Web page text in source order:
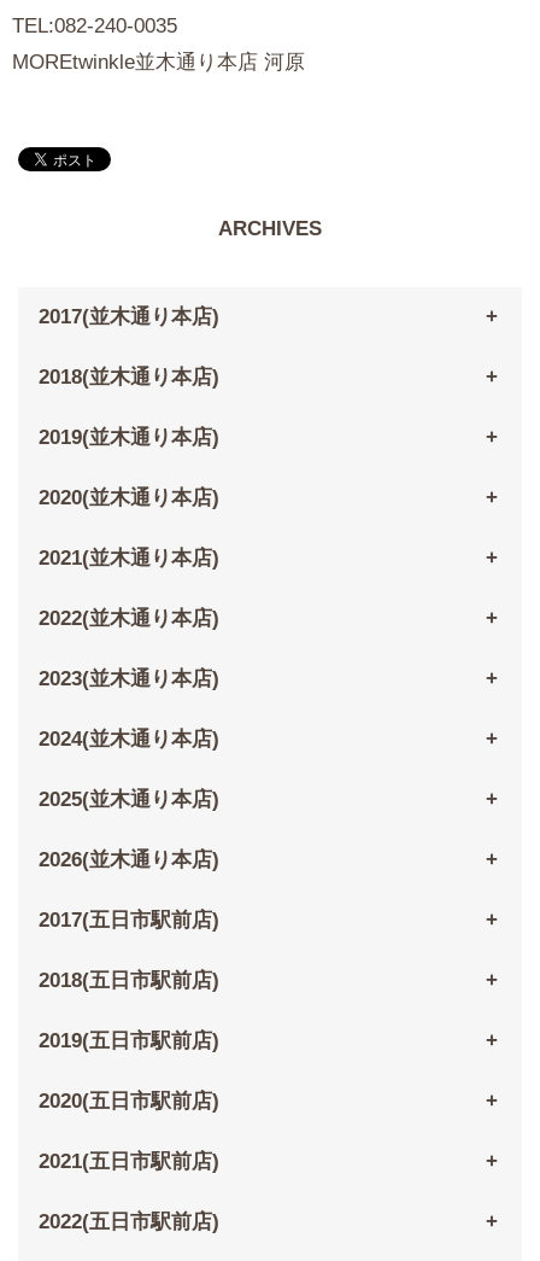
TEL:082-240-0035
MOREtwinkle並木通り本店 河原
ARCHIVES
2017(並木通り本店)
2018(並木通り本店)
2019(並木通り本店)
2020(並木通り本店)
2021(並木通り本店)
2022(並木通り本店)
2023(並木通り本店)
2024(並木通り本店)
2025(並木通り本店)
2026(並木通り本店)
2017(五日市駅前店)
2018(五日市駅前店)
2019(五日市駅前店)
2020(五日市駅前店)
2021(五日市駅前店)
2022(五日市駅前店)